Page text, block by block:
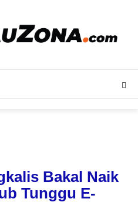
Bakal Naik
Tunggu E-